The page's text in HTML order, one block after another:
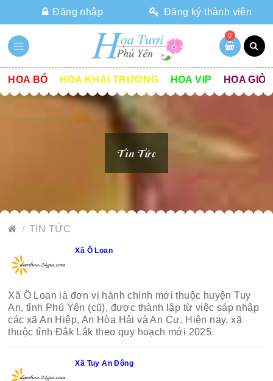
Đăng nhập Đăng ký thành viên
0
HOA BÓ HOA KHAI TRƯƠNG HOA VIP HOA GIỎ
Tin Tức
TIN TỨC
Xã Ô Loan
Xã Ô Loan là đơn vị hành chính mới thuộc huyện Tuy
An, tỉnh Phú Yên (cũ), được thành lập từ việc sáp nhập
các xã An Hiệp, An Hòa Hải và An Cư. Hiện nay, xã
thuộc tỉnh Đắk Lắk theo quy hoạch mới 2025.
Xã Tuy An Đông